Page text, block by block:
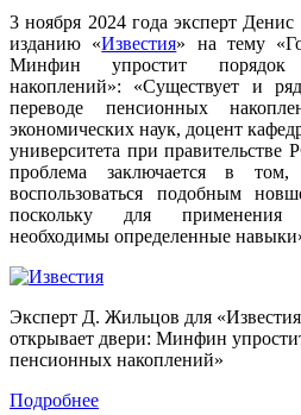
3 ноября 2024 года эксперт
изданию «Известия» на тему
Минфин упростит порядок
накоплений»: «Существует и
переводе пенсионных
экономических наук, доцент
университета при
проблема заключается в том,
воспользоваться подобным
поскольку для применения
необходимы определенные
Эксперт Д. Жильцов для
открывает двери: Минфин
пенсионных накоплений»
Подробнее